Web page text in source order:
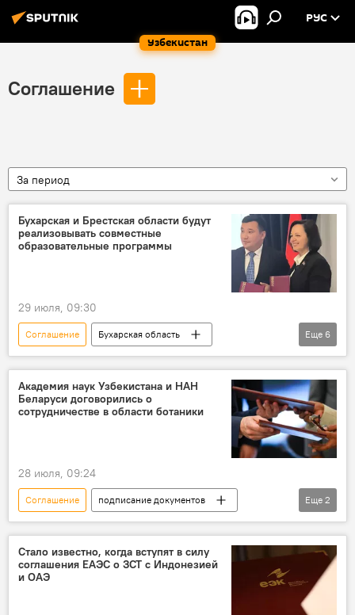
Узбекистан
РУС
Соглашение
За период
Бухарская и Брестская области будут
реализовывать совместные
образовательные программы
29 июля, 09:30
Соглашение
Бухарская область
Узбекистан
Брест
Беларусь
сотрудничество
Образование
программа
Еще 6
Академия наук Узбекистана и НАН
Беларуси договорились о
сотрудничестве в области ботаники
28 июля, 09:24
Соглашение
подписание документов
Академия наук Узбекистана
Беларусь
Еще 2
Стало известно, когда вступят в силу
соглашения ЕАЭС о ЗСТ с Индонезией
и ОАЭ